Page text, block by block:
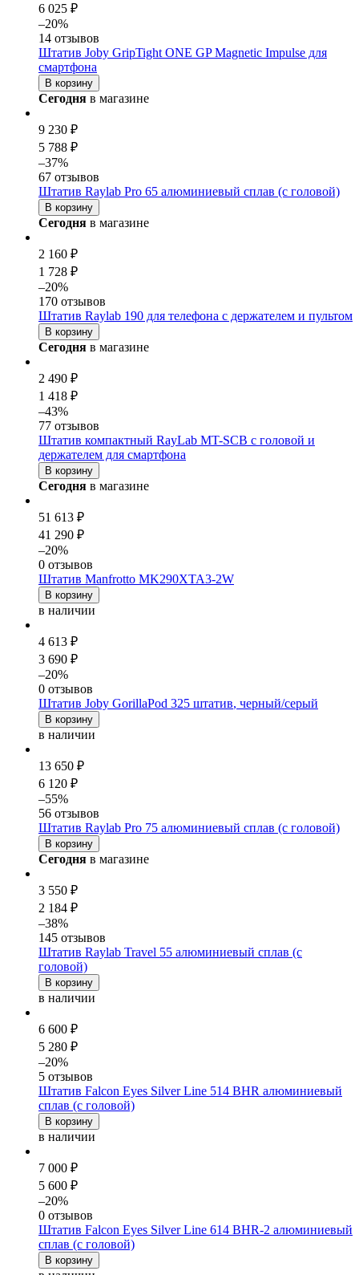
6 025 ₽
–20%
14 отзывов
Штатив Joby GripTight ONE GP Magnetic Impulse для
смартфона
В корзину
Сегодня в магазине
9 230 ₽
5 788 ₽
–37%
67 отзывов
Штатив Raylab Pro 65 алюминиевый сплав (с головой)
В корзину
Сегодня в магазине
2 160 ₽
1 728 ₽
–20%
170 отзывов
Штатив Raylab 190 для телефона с держателем и пультом
В корзину
Сегодня в магазине
2 490 ₽
1 418 ₽
–43%
77 отзывов
Штатив компактный RayLab MT-SCB с головой и
держателем для смартфона
В корзину
Сегодня в магазине
51 613 ₽
41 290 ₽
–20%
0 отзывов
Штатив Manfrotto MK290XTA3-2W
В корзину
в наличии
4 613 ₽
3 690 ₽
–20%
0 отзывов
Штатив Joby GorillaPod 325 штатив, черный/серый
В корзину
в наличии
13 650 ₽
6 120 ₽
–55%
56 отзывов
Штатив Raylab Pro 75 алюминиевый сплав (с головой)
В корзину
Сегодня в магазине
3 550 ₽
2 184 ₽
–38%
145 отзывов
Штатив Raylab Travel 55 алюминиевый сплав (с
головой)
В корзину
в наличии
6 600 ₽
5 280 ₽
–20%
5 отзывов
Штатив Falcon Eyes Silver Line 514 BHR алюминиевый
сплав (с головой)
В корзину
в наличии
7 000 ₽
5 600 ₽
–20%
0 отзывов
Штатив Falcon Eyes Silver Line 614 BHR-2 алюминиевый
сплав (с головой)
В корзину